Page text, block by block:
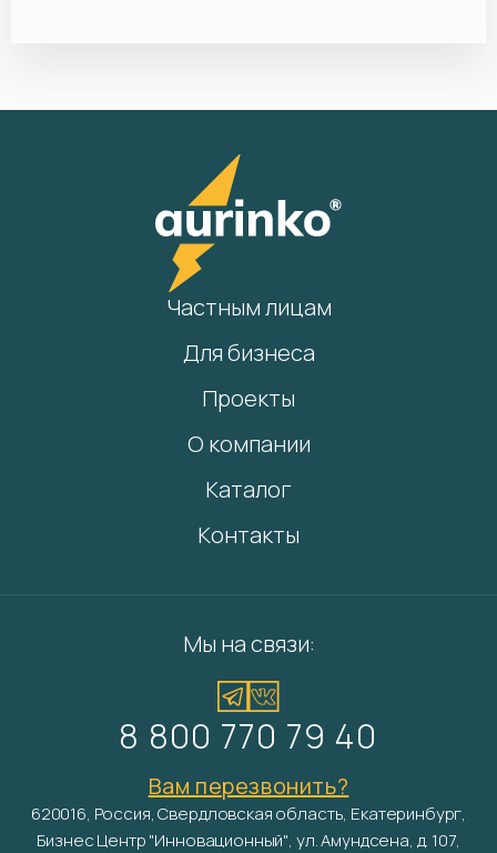
Частным лицам
Для бизнеса
Проекты
О компании
Каталог
Контакты
Мы на связи:
8 800 770 79 40
Вам перезвонить?
620016, Россия, Свердловская область, Екатеринбург,
Бизнес Центр "Инновационный", ул. Амундсена, д. 107,